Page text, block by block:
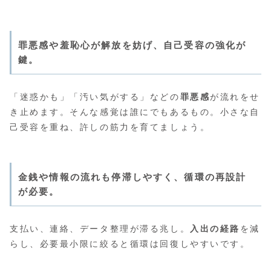
罪悪感や羞恥心が解放を妨げ、自己受容の強化が
鍵。
「迷惑かも」「汚い気がする」などの罪悪感が流れをせ
き止めます。そんな感覚は誰にでもあるもの。小さな自
己受容を重ね、許しの筋力を育てましょう。
金銭や情報の流れも停滞しやすく、循環の再設計
が必要。
支払い、連絡、データ整理が滞る兆し。 入出の経路 を減
らし、必要最小限に絞ると循環は回復しやすいです。